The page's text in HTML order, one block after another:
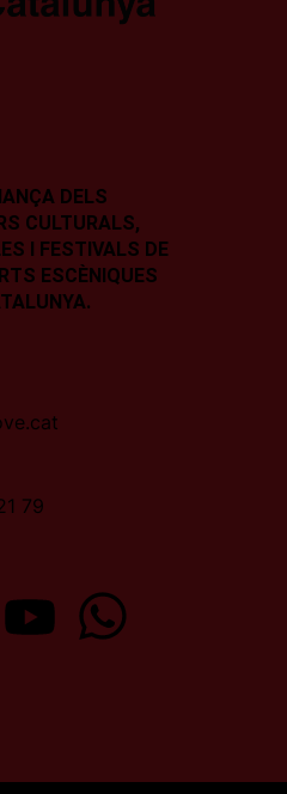
DELS
CULTURALS,
I FESTIVALS DE
ESCÈNIQUES
79